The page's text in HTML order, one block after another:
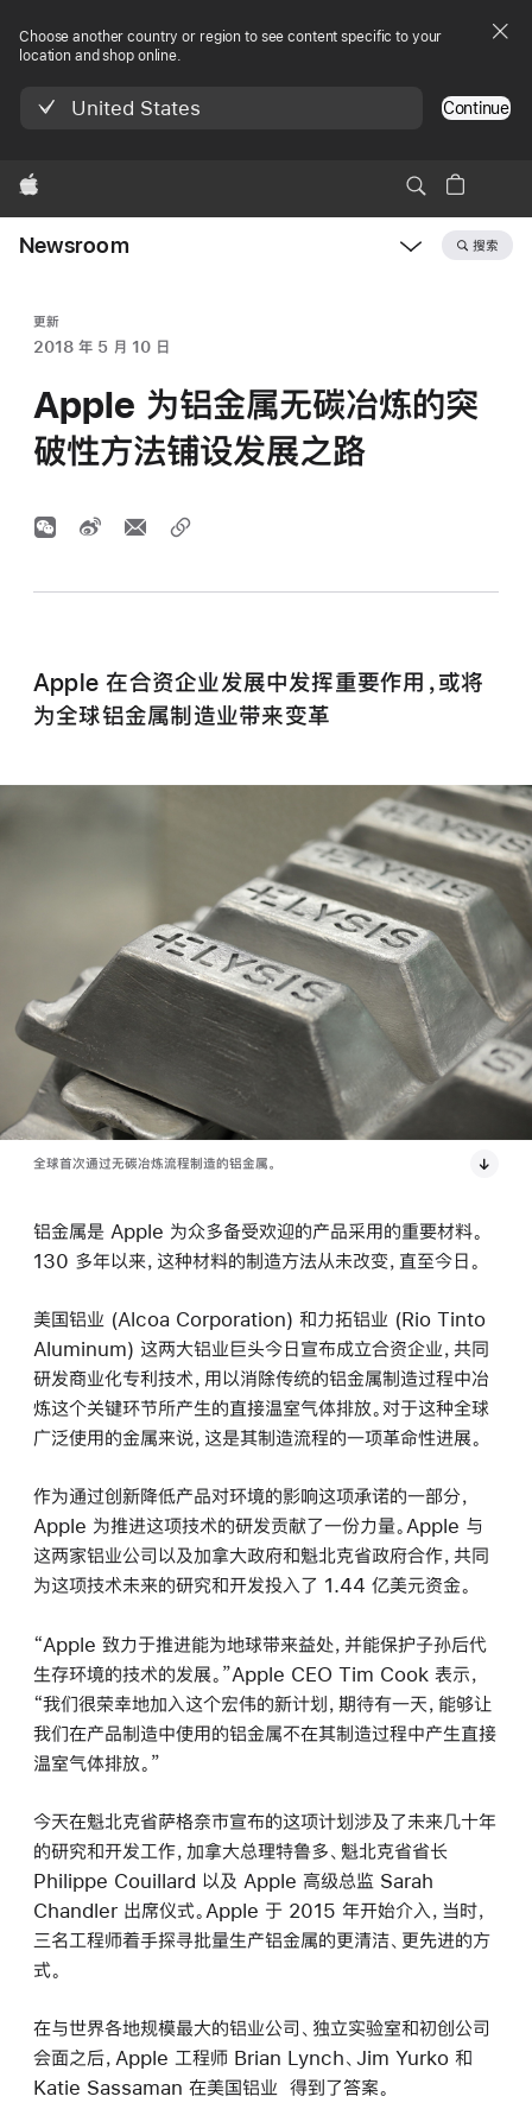
Choose another country or region to see content specific to your
location and shop online.
United States Continue
Apple
Newsroom 搜索
更新
2018 年 5 月 10 日
Apple 为铝金属无碳冶炼的突
破性方法铺设发展之路
Apple 在合资企业发展中发挥重要作用，或将
为全球铝金属制造业带来变革
全球首次通过无碳冶炼流程制造的铝金属。
铝金属是 Apple 为众多备受欢迎的产品采用的重要材料。
130 多年以来，这种材料的制造方法从未改变，直至今日。
美国铝业 (Alcoa Corporation) 和力拓铝业 (Rio Tinto
Aluminum) 这两大铝业巨头今日宣布成立合资企业，共同
研发商业化专利技术，用以消除传统的铝金属制造过程中冶
炼这个关键环节所产生的直接温室气体排放。对于这种全球
广泛使用的金属来说，这是其制造流程的一项革命性进展。
作为通过创新降低产品对环境的影响这项承诺的一部分，
Apple 为推进这项技术的研发贡献了一份力量。Apple 与
这两家铝业公司以及加拿大政府和魁北克省政府合作，共同
为这项技术未来的研究和开发投入了 1.44 亿美元资金。
“Apple 致力于推进能为地球带来益处，并能保护子孙后代
生存环境的技术的发展。”Apple CEO Tim Cook 表示，
“我们很荣幸地加入这个宏伟的新计划，期待有一天，能够让
我们在产品制造中使用的铝金属不在其制造过程中产生直接
温室气体排放。”
今天在魁北克省萨格奈市宣布的这项计划涉及了未来几十年
的研究和开发工作，加拿大总理特鲁多、魁北克省省长
Philippe Couillard 以及 Apple 高级总监 Sarah
Chandler 出席仪式。Apple 于 2015 年开始介入，当时，
三名工程师着手探寻批量生产铝金属的更清洁、更先进的方
式。
在与世界各地规模最大的铝业公司、独立实验室和初创公司
会面之后，Apple 工程师 Brian Lynch、Jim Yurko 和
Katie Sassaman 在美国铝业 得到了答案。